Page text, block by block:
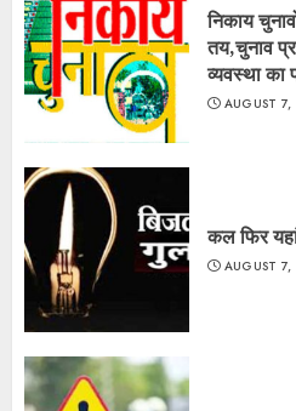
निकाय
तय,चुनाव
व्यवस्था का
AUGUST
कल फिर
AUGUST